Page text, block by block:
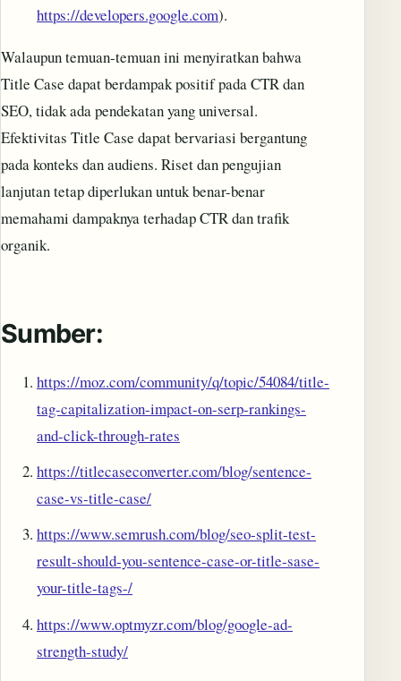
https://developers.google.com).
Walaupun temuan-temuan ini menyiratkan bahwa
Title Case dapat berdampak positif pada CTR dan
SEO, tidak ada pendekatan yang universal.
Efektivitas Title Case dapat bervariasi bergantung
pada konteks dan audiens. Riset dan pengujian
lanjutan tetap diperlukan untuk benar-benar
memahami dampaknya terhadap CTR dan trafik
organik.
Sumber:
https://moz.com/community/q/topic/54084/title-
tag-capitalization-impact-on-serp-rankings-
and-click-through-rates
https://titlecaseconverter.com/blog/sentence-
case-vs-title-case/
https://www.semrush.com/blog/seo-split-test-
result-should-you-sentence-case-or-title-sase-
your-title-tags-/
https://www.optmyzr.com/blog/google-ad-
strength-study/